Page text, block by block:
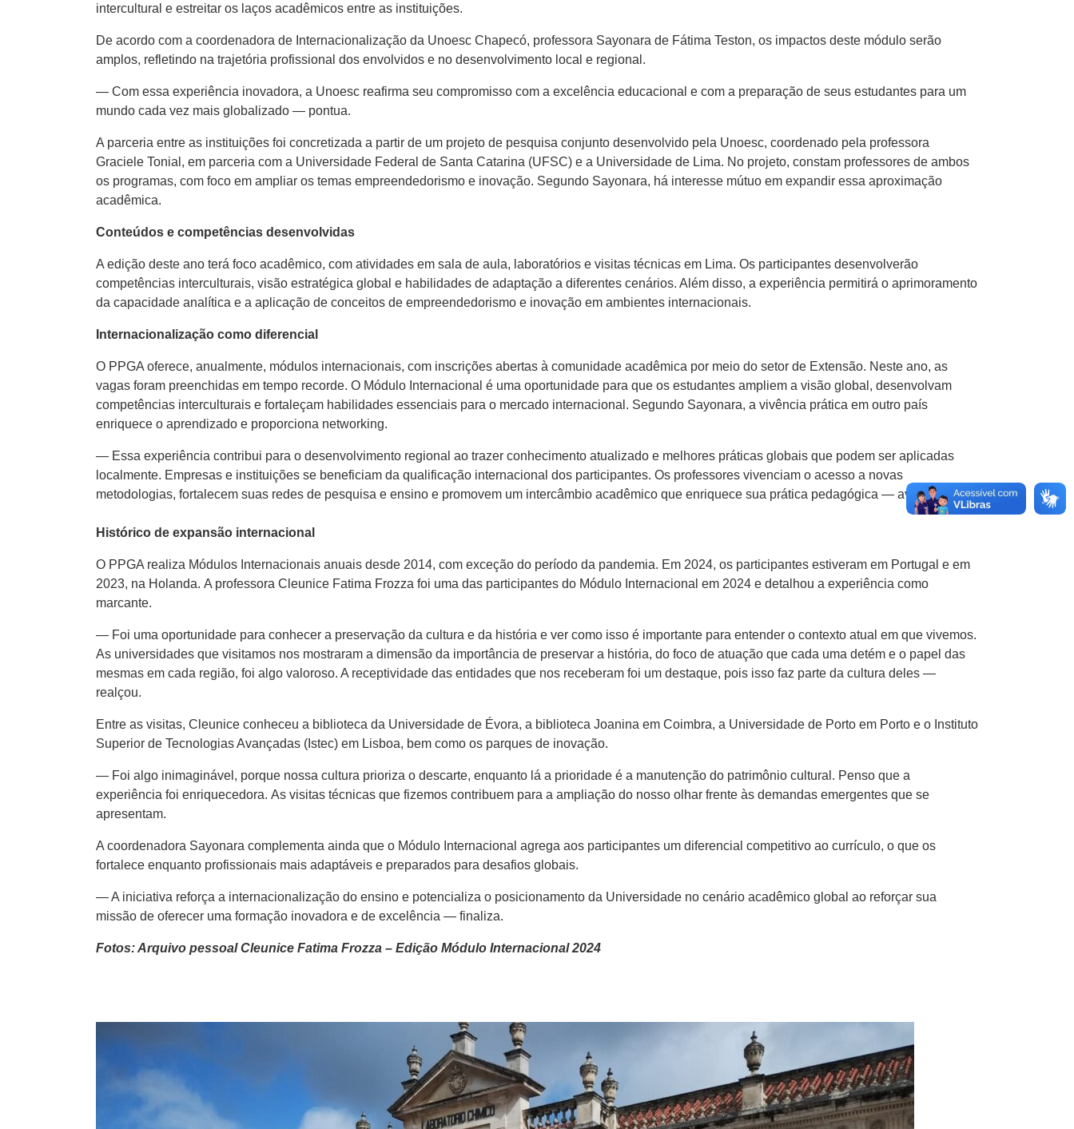
intercultural e estreitar os laços acadêmicos entre as instituições.
De acordo com a coordenadora de Internacionalização da Unoesc Chapecó, professora Sayonara de Fátima Teston, os impactos deste módulo serão
amplos, refletindo na trajetória profissional dos envolvidos e no desenvolvimento local e regional.
— Com essa experiência inovadora, a Unoesc reafirma seu compromisso com a excelência educacional e com a preparação de seus estudantes para um
mundo cada vez mais globalizado — pontua.
A parceria entre as instituições foi concretizada a partir de um projeto de pesquisa conjunto desenvolvido pela Unoesc, coordenado pela professora
Graciele Tonial, em parceria com a Universidade Federal de Santa Catarina (UFSC) e a Universidade de Lima. No projeto, constam professores de ambos
os programas, com foco em ampliar os temas empreendedorismo e inovação. Segundo Sayonara, há interesse mútuo em expandir essa aproximação
acadêmica.
Conteúdos e competências desenvolvidas
A edição deste ano terá foco acadêmico, com atividades em sala de aula, laboratórios e visitas técnicas em Lima. Os participantes desenvolverão
competências interculturais, visão estratégica global e habilidades de adaptação a diferentes cenários. Além disso, a experiência permitirá o aprimoramento
da capacidade analítica e a aplicação de conceitos de empreendedorismo e inovação em ambientes internacionais.
Internacionalização como diferencial
O PPGA oferece, anualmente, módulos internacionais, com inscrições abertas à comunidade acadêmica por meio do setor de Extensão. Neste ano, as
vagas foram preenchidas em tempo recorde. O Módulo Internacional é uma oportunidade para que os estudantes ampliem a visão global, desenvolvam
competências interculturais e fortaleçam habilidades essenciais para o mercado internacional. Segundo Sayonara, a vivência prática em outro país
enriquece o aprendizado e proporciona networking.
— Essa experiência contribui para o desenvolvimento regional ao trazer conhecimento atualizado e melhores práticas globais que podem ser aplicadas
localmente. Empresas e instituições se beneficiam da qualificação internacional dos participantes. Os professores vivenciam o acesso a novas
metodologias, fortalecem suas redes de pesquisa e ensino e promovem um intercâmbio acadêmico que enriquece sua prática pedagógica — avalia.
Histórico de expansão internacional
O PPGA realiza Módulos Internacionais anuais desde 2014, com exceção do período da pandemia. Em 2024, os participantes estiveram em Portugal e em
2023, na Holanda. A professora Cleunice Fatima Frozza foi uma das participantes do Módulo Internacional em 2024 e detalhou a experiência como
marcante.
— Foi uma oportunidade para conhecer a preservação da cultura e da história e ver como isso é importante para entender o contexto atual em que vivemos.
As universidades que visitamos nos mostraram a dimensão da importância de preservar a história, do foco de atuação que cada uma detém e o papel das
mesmas em cada região, foi algo valoroso. A receptividade das entidades que nos receberam foi um destaque, pois isso faz parte da cultura deles —
realçou.
Entre as visitas, Cleunice conheceu a biblioteca da Universidade de Évora, a biblioteca Joanina em Coimbra, a Universidade de Porto em Porto e o Instituto
Superior de Tecnologias Avançadas (Istec) em Lisboa, bem como os parques de inovação.
— Foi algo inimaginável, porque nossa cultura prioriza o descarte, enquanto lá a prioridade é a manutenção do patrimônio cultural. Penso que a
experiência foi enriquecedora. As visitas técnicas que fizemos contribuem para a ampliação do nosso olhar frente às demandas emergentes que se
apresentam.
A coordenadora Sayonara complementa ainda que o Módulo Internacional agrega aos participantes um diferencial competitivo ao currículo, o que os
fortalece enquanto profissionais mais adaptáveis e preparados para desafios globais.
— A iniciativa reforça a internacionalização do ensino e potencializa o posicionamento da Universidade no cenário acadêmico global ao reforçar sua
missão de oferecer uma formação inovadora e de excelência — finaliza.
Fotos: Arquivo pessoal Cleunice Fatima Frozza – Edição Módulo Internacional 2024